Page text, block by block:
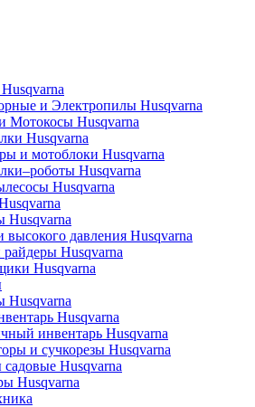
и Электропилы Нusqvarna
Мотокосы Нusqvarna
Husqvarna
и мотоблоки Husqvarna
Husqvarna
Husqvarna
Husqvarna
высокого давления Husqvarna
Husqvarna
Husqvarna
Husqvarna
инвентарь Husqvarna
и сучкорезы Husqvarna
Husqvarna
Husqvarna